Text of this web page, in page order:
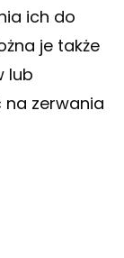
ich do
je także
lub
na zerwania